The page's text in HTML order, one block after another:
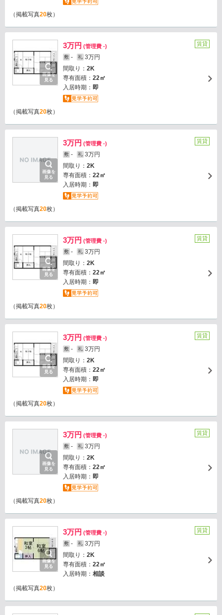
（掲載写真20枚）
画像を
見る
3万円 (管理費 -)
敷 - 礼 3万円
間取り： 2K
専有面積： 22㎡
入居時期： 即
賃貸
（掲載写真20枚）
画像を
見る
3万円 (管理費 -)
敷 - 礼 3万円
間取り： 2K
専有面積： 22㎡
入居時期： 即
賃貸
（掲載写真20枚）
画像を
見る
3万円 (管理費 -)
敷 - 礼 3万円
間取り： 2K
専有面積： 22㎡
入居時期： 即
賃貸
（掲載写真20枚）
画像を
見る
3万円 (管理費 -)
敷 - 礼 3万円
間取り： 2K
専有面積： 22㎡
入居時期： 即
賃貸
（掲載写真20枚）
画像を
見る
3万円 (管理費 -)
敷 - 礼 3万円
間取り： 2K
専有面積： 22㎡
入居時期： 即
賃貸
（掲載写真20枚）
画像を
見る
3万円 (管理費 -)
敷 - 礼 3万円
間取り： 2K
専有面積： 22㎡
入居時期： 相談
賃貸
（掲載写真20枚）